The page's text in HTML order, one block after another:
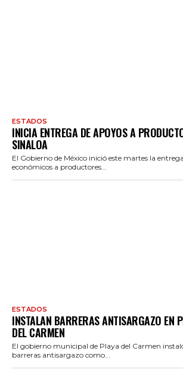
ESTADOS
INICIA ENTREGA DE APOYOS A
SINALOA
El Gobierno de México inició este martes la
económicos a productores...
ESTADOS
INSTALAN BARRERAS ANTISARGAZO EN
DEL CARMEN
El gobierno municipal de Playa del Carmen
barreras antisargazo como...